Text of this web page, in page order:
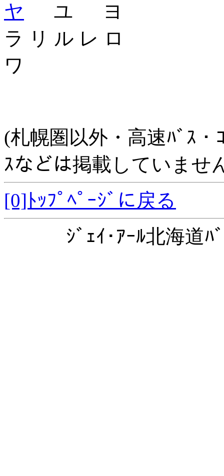
ヤ ユ ヨ
ラ リ ル レ ロ
ワ
(札幌圏以外・高速ﾊﾞｽ・
ｽなどは掲載していませ
[0]ﾄｯﾌﾟﾍﾟｰｼﾞに戻る
ｼﾞｪｲ･ｱｰﾙ北海道